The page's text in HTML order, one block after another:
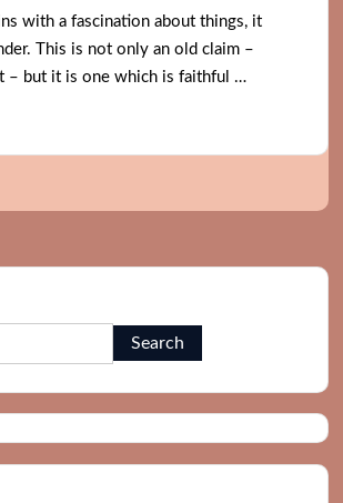
with a fascination about things, it
This is not only an old claim –
– but it is one which is faithful …
Search